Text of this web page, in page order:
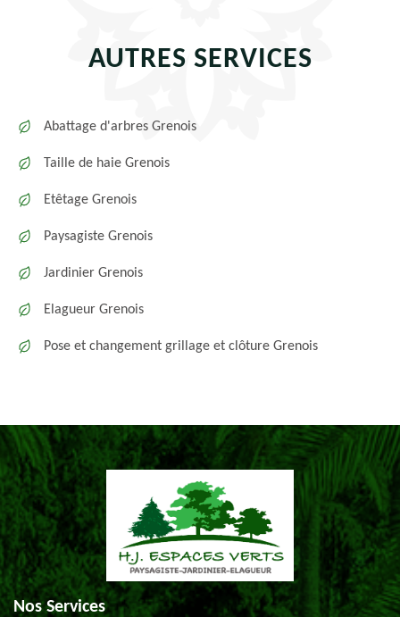
AUTRES SERVICES
Abattage d'arbres Grenois
Taille de haie Grenois
Etêtage Grenois
Paysagiste Grenois
Jardinier Grenois
Elagueur Grenois
Pose et changement grillage et clôture Grenois
Nos Services